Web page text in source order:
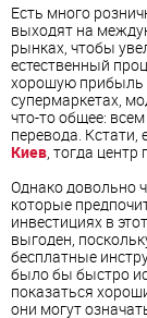
Есть много
выходят на
рынках, чтобы
естественный
хорошую прибыль
супермаркетах,
что-то общее:
перевода.
Киев , тогда
Однако довольно
которые
инвестициях в
выгоден,
бесплатные
было бы быстро
показаться
они могут